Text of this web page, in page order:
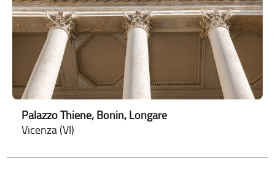
Palazzo Thiene, Bonin, Longare
Vicenza (VI)